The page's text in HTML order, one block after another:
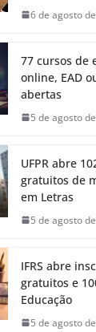
6 de agosto
77 cursos de
online, EAD
abertas
5 de agosto
UFPR abre
gratuitos de
em Letras
5 de agosto
IFRS abre
gratuitos e
Educação
5 de agosto